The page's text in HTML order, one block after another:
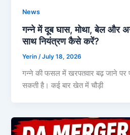
News
गन्ने में दूब घास, मोथा, बेल और
साथ नियंत्रण कैसे करें?
Yerin/July 18, 2026
गन्ने की फसल में खरपतवार बढ़ जाने पर
सकती है। कई बार खेत में चौड़ी